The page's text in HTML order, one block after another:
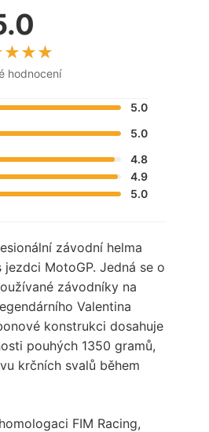
hodnocení
5.0
5.0
4.8
4.9
5.0
závodní helma
MotoGP. Jedná se o
závodníky na
Valentina
konstrukci dosahuje
pouhých 1350 gramů,
krčních svalů během
FIM Racing,